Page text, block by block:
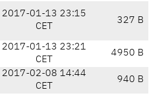
2017-01-13 23:15
CET
327 B
2017-01-13 23:21
CET
4950 B
2017-02-08 14:44
CET
940 B